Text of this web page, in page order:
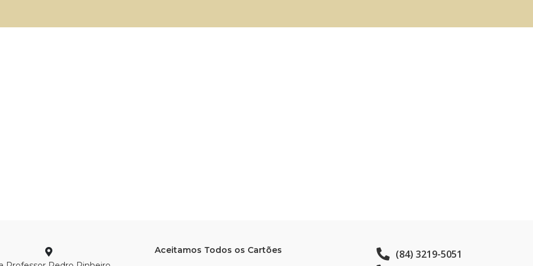
Aceitamos Todos os Cartões
(84) 3219-5051